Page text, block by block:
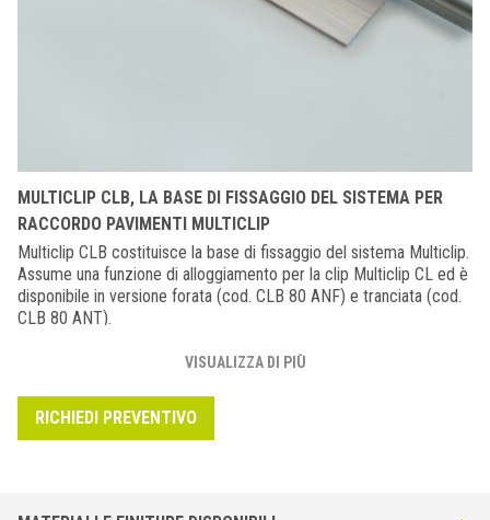
MULTICLIP CLB, LA BASE DI FISSAGGIO DEL SISTEMA PER
RACCORDO PAVIMENTI MULTICLIP
Multiclip CLB costituisce la base di fissaggio del sistema Multiclip.
Assume una funzione di alloggiamento per la clip Multiclip CL ed è
disponibile in versione forata (cod. CLB 80 ANF) e tranciata (cod.
CLB 80 ANT).
VISUALIZZA DI PIÙ
RICHIEDI PREVENTIVO